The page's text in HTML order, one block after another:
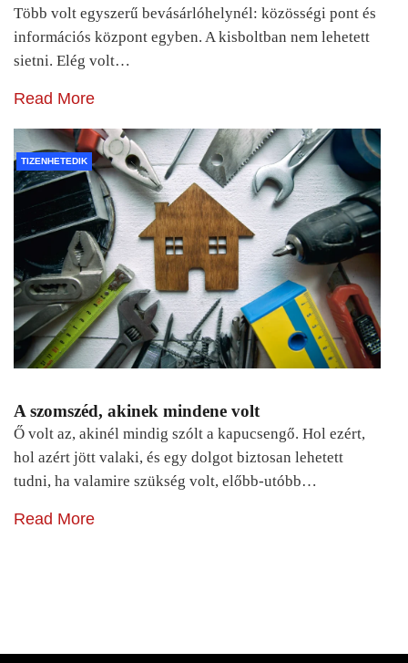
Több volt egyszerű bevásárlóhelynél: közösségi pont és
információs központ egyben. A kisboltban nem lehetett
sietni. Elég volt…
Read More
TIZENHETEDIK
A szomszéd, akinek mindene volt
Ő volt az, akinél mindig szólt a kapucsengő. Hol ezért,
hol azért jött valaki, és egy dolgot biztosan lehetett
tudni, ha valamire szükség volt, előbb-utóbb…
Read More